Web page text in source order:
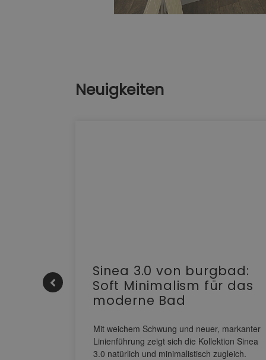
Neuigkeiten
Sinea 3.0 von burgbad:
Soft Minimalism für das
moderne Bad
Mit weichem Schwung und neuer, markanter
Linienführung zeigt sich die Kollektion Sinea
3.0 natürlich und minimalistisch zugleich.